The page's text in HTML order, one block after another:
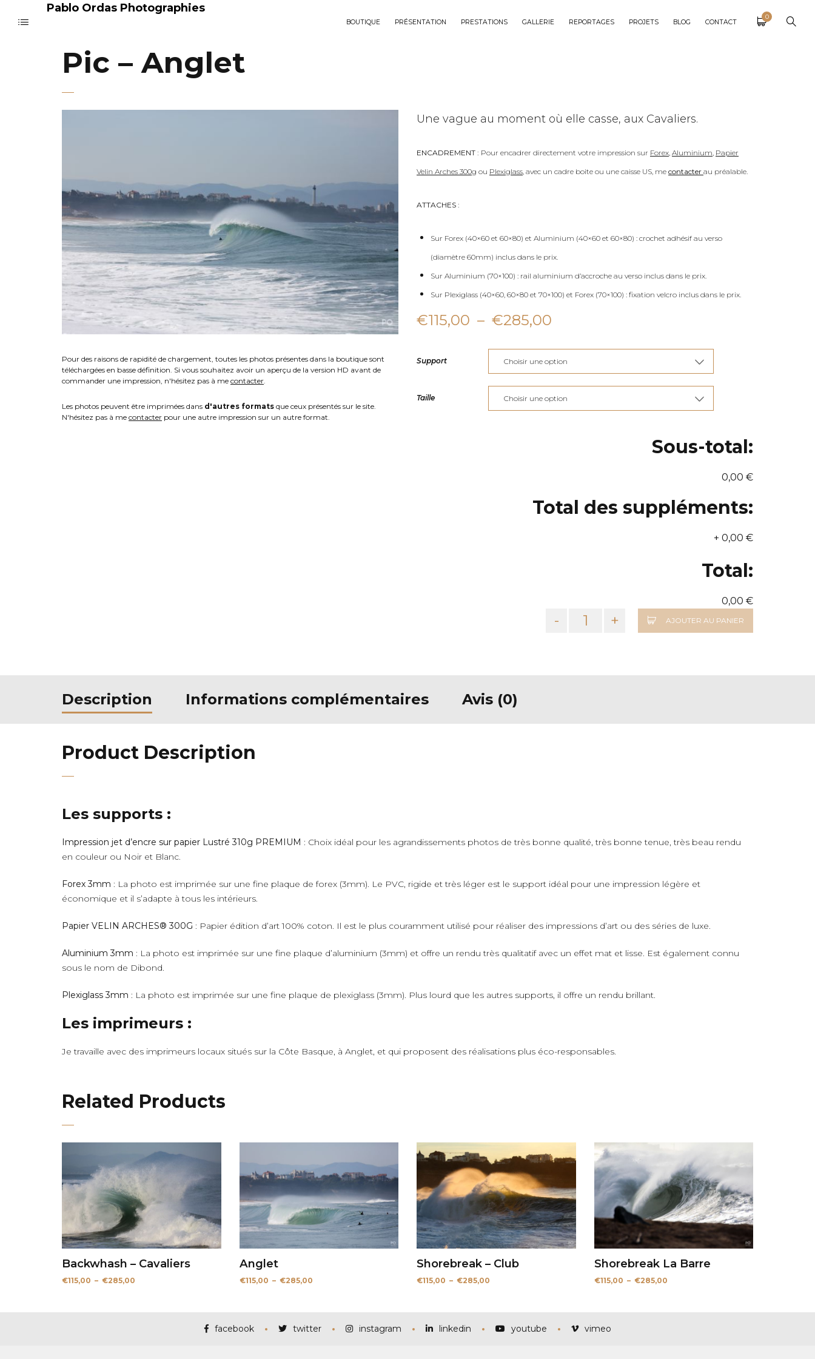
Pablo Ordas Photographies
BOUTIQUE PRÉSENTATION PRESTATIONS GALLERIE REPORTAGES PROJETS BLOG CONTACT
0
Pic – Anglet
Pour des raisons de rapidité de chargement, toutes les photos présentes dans la boutique sont
téléchargées en basse définition. Si vous souhaitez avoir un aperçu de la version HD avant de
commander une impression, n'hésitez pas à me contacter.
Les photos peuvent être imprimées dans d'autres formats que ceux présentés sur le site.
N'hésitez pas à me contacter pour une autre impression sur un autre format.
Une vague au moment où elle casse, aux Cavaliers.
ENCADREMENT : Pour encadrer directement votre impression sur Forex, Aluminium, Papier
Velin Arches 300g ou Plexiglass, avec un cadre boite ou une caisse US, me contacter au préalable.
ATTACHES :
Sur Forex (40×60 et 60×80) et Aluminium (40×60 et 60×80) : crochet adhésif au verso
(diamètre 60mm) inclus dans le prix.
Sur Aluminium (70×100) : rail aluminium d’accroche au verso inclus dans le prix.
Sur Plexiglass (40×60, 60×80 et 70×100) et Forex (70×100) : fixation velcro inclus dans le prix.
€115,00 – €285,00
prix :
€115,00
à
Support
Taille
Sous-total:
0,00 €
Total des suppléments:
+ 0,00 €
Total:
0,00 €
- + AJOUTER AU PANIER
Description Informations complémentaires Avis (0)
Product Description
Les supports :
Impression jet d’encre sur papier Lustré 310g PREMIUM : Choix idéal pour les agrandissements photos de très bonne qualité, très bonne tenue, très beau rendu
en couleur ou Noir et Blanc.
Forex 3mm : La photo est imprimée sur une fine plaque de forex (3mm). Le PVC, rigide et très léger est le support idéal pour une impression légère et
économique et il s’adapte à tous les intérieurs.
Papier VELIN ARCHES® 300G : Papier édition d’art 100% coton. Il est le plus couramment utilisé pour réaliser des impressions d’art ou des séries de luxe.
Aluminium 3mm : La photo est imprimée sur une fine plaque d’aluminium (3mm) et offre un rendu très qualitatif avec un effet mat et lisse. Est également connu
sous le nom de Dibond.
Plexiglass 3mm : La photo est imprimée sur une fine plaque de plexiglass (3mm). Plus lourd que les autres supports, il offre un rendu brillant.
Les imprimeurs :
Je travaille avec des imprimeurs locaux situés sur la Côte Basque, à Anglet, et qui proposent des réalisations plus éco-responsables.
Related Products
Backwhash – Cavaliers
€115,00 – €285,00
Anglet
€115,00 – €285,00Plage
€285,00
Shorebreak – Club
€115,00 – €285,00
€285,00
Shorebreak La Barre
€115,00 – €285,00Plage
facebook twitter instagram linkedin youtube vimeo